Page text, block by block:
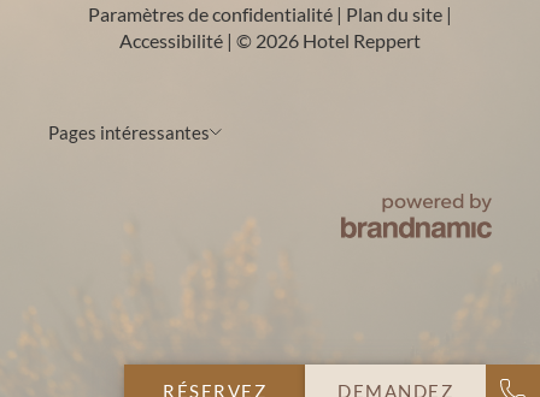
Paramètres de confidentialité | Plan du site |
Accessibilité | © 2026 Hotel Reppert
Pages intéressantes
RÉSERVEZ DEMANDEZ